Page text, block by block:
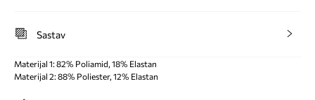
Sastav
Materijal 1: 82% Poliamid, 18% Elastan
Materijal 2: 88% Poliester, 12% Elastan